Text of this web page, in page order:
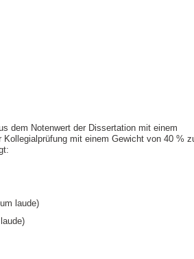
dem Notenwert der Dissertation mit einem
mit einem Gewicht von 40 %
laude)